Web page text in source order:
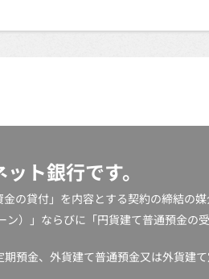
ト銀行です。
の貸付」を内容とする契約の締結の媒
）」ならびに「円貨建て普通預金の
預金、外貨建て普通預金又は外貨建